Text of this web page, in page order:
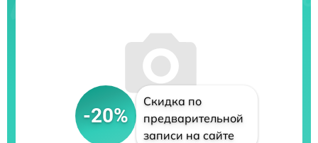
-20%
Скидка по
предварительной
записи на сайте